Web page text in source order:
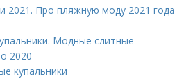
2021. Про пляжную моду 2021 года
Модные слитные
2020
купальники